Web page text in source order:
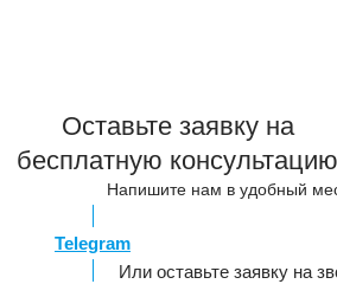
Оставьте заявку на
бесплатную консультацию
Напишите нам в удобный
Telegram
Или оставьте заявку на